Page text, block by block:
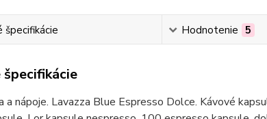
Hodnotenie 5
a nápoje. Lavazza Blue Espresso Dolce. Kávové